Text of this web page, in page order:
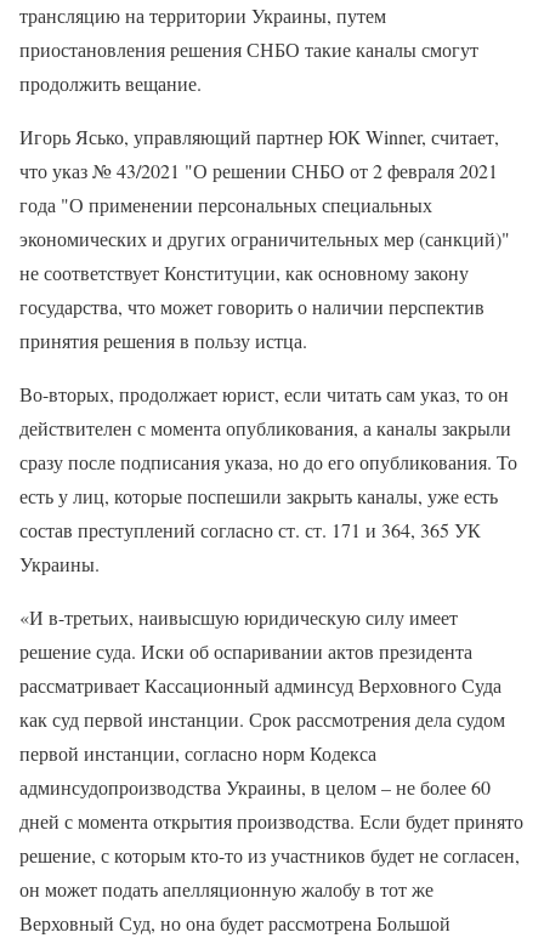
трансляцию на территории Украины, путем
приостановления решения СНБО такие каналы смогут
продолжить вещание.
Игорь Ясько, управляющий партнер ЮК Winner, считает,
что указ № 43/2021 "О решении СНБО от 2 февраля 2021
года "О применении персональных специальных
экономических и других ограничительных мер (санкций)"
не соответствует Конституции, как основному закону
государства, что может говорить о наличии перспектив
принятия решения в пользу истца.
Во-вторых, продолжает юрист, если читать сам указ, то он
действителен с момента опубликования, а каналы закрыли
сразу после подписания указа, но до его опубликования. То
есть у лиц, которые поспешили закрыть каналы, уже есть
состав преступлений согласно ст. ст. 171 и 364, 365 УК
Украины.
«И в-третьих, наивысшую юридическую силу имеет
решение суда. Иски об оспаривании актов президента
рассматривает Кассационный админсуд Верховного Суда
как суд первой инстанции. Срок рассмотрения дела судом
первой инстанции, согласно норм Кодекса
админсудопроизводства Украины, в целом – не более 60
дней с момента открытия производства. Если будет принято
решение, с которым кто-то из участников будет не согласен,
он может подать апелляционную жалобу в тот же
Верховный Суд, но она будет рассмотрена Большой